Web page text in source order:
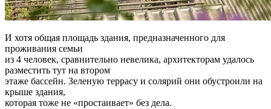
И хотя общая площадь здания, предназначенного для
проживания семьи
из 4 человек, сравнительно невелика, архитекторам удалось
разместить тут на втором
этаже бассейн. Зеленую террасу и солярий они обустроили на
крыше здания,
которая тоже не «простаивает» без дела.